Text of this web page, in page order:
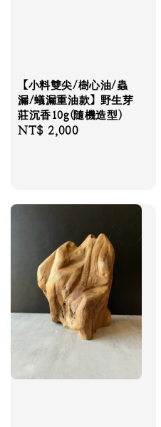
【小料雙尖/樹心油/蟲
漏/蟻漏重油款】野生芽
莊沉香10g(隨機造型)
Regular
NT$ 2,000